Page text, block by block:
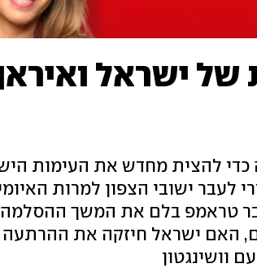
ישראל
להצית מחדש את העימות
לעבר ישובי הצפון למרות
טראמפ בלם את המשך ההסלמה.
האם ישראל חיזקה את
וושינגטון